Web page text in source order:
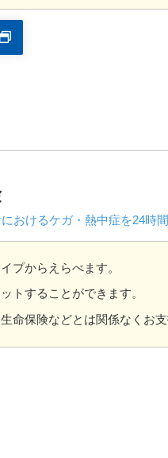
おけるケガ・熱中症を24時
プからえらべます。
トすることができます。
命保険などとは関係なくお支